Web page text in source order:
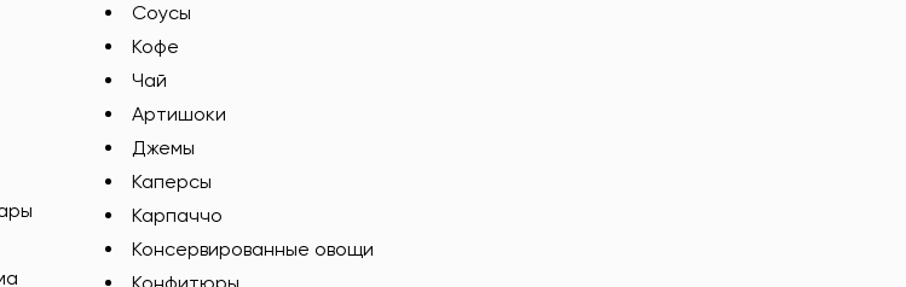
Соусы
Кофе
Чай
Артишоки
Джемы
Каперсы
Карпаччо
Консервированные овощи